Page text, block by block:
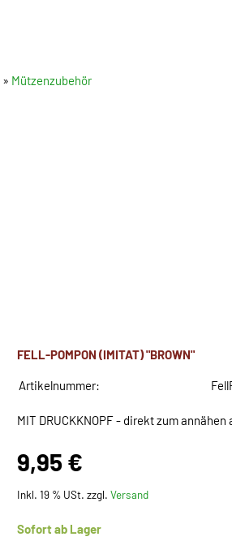
» Mützenzubehör
FELL-POMPON (IMITAT) "BROWN"
Artikelnummer:
MIT DRUCKKNOPF - direkt zum annähen
9,95 €
Inkl. 19 % USt. zzgl.Versand
Sofort ab Lager